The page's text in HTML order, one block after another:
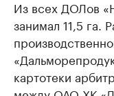
Из всех ДОЛов
занимал 11,5 га.
картотеки